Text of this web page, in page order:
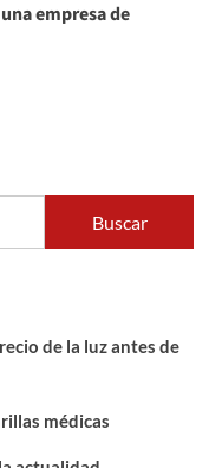
empresa de
Buscar
de la luz antes de
médicas